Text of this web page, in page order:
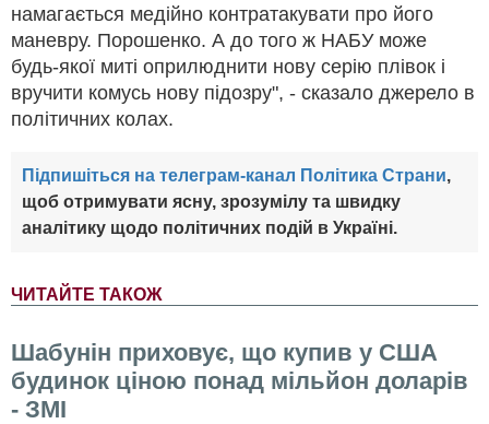
намагається медійно контратакувати про його
маневру. Порошенко. А до того ж НАБУ може
будь-якої миті оприлюднити нову серію плівок і
вручити комусь нову підозру", - сказало джерело в
політичних колах.
Підпишіться на телеграм-канал Політика Страни,
щоб отримувати ясну, зрозумілу та швидку
аналітику щодо політичних подій в Україні.
ЧИТАЙТЕ ТАКОЖ
Шабунін приховує, що купив у США
будинок ціною понад мільйон доларів
- ЗМІ